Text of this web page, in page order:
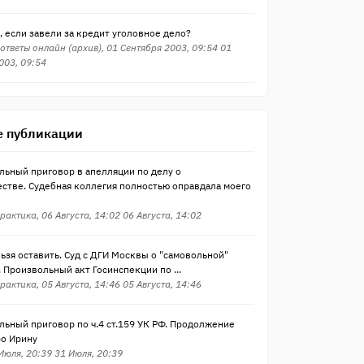
если завели за кредит уголовное дело?
онлайн (архив), 01 Сентября 2003, 09:54 01
09:54
публикации
приговор в апелляции по делу о
Судебная коллегия полностью оправдала моего
06 Августа, 14:02 06 Августа, 14:02
оставить. Суд с ДГИ Москвы о "самовольной"
Произвольный акт Госинспекции по ...
05 Августа, 14:46 05 Августа, 14:46
приговор по ч.4 ст.159 УК РФ. Продолжение
Ирину
20:39 31 Июля, 20:39